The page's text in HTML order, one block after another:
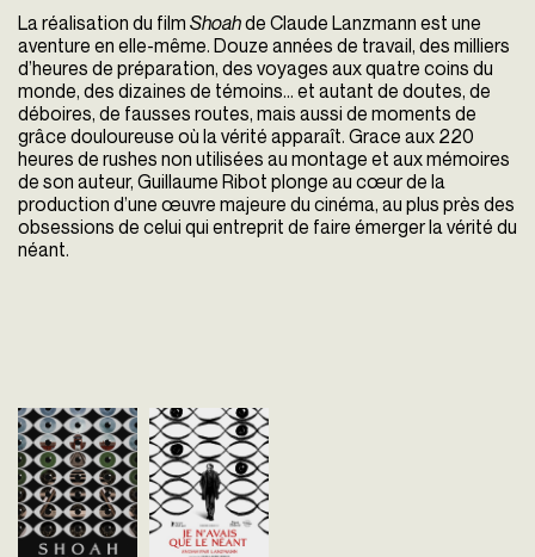
La réalisation du film Shoahde Claude Lanzmann est une
aventure en elle-même. Douze années de travail, des milliers
d’heures de préparation, des voyages aux quatre coins du
monde, des dizaines de témoins… et autant de doutes, de
déboires, de fausses routes, mais aussi de moments de
grâce douloureuse où la vérité apparaît. Grace aux 220
heures de rushes non utilisées au montage et aux mémoires
de son auteur, Guillaume Ribot plonge au cœur de la
production d’une œuvre majeure du cinéma, au plus près des
obsessions de celui qui entreprit de faire émerger la vérité du
néant.
vost - 550'
Entracte de 30
minutesRégulièrement
classé parmi les 100
meilleurs films de l’histoire
du septième art, Shoah est
une expérience de vie...
Guillaume Ribot
France - 2025
vost - 94'
La réalisation du film Shoah
de Claude Lanzmann est une
aventure en elle-même.
Douze années de travail, des